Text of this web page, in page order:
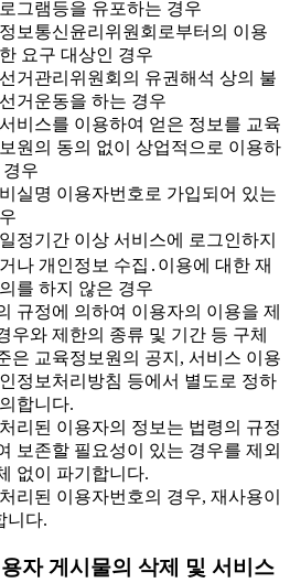
그램등을 유포하는 경우
보통신윤리위원회로부터의 이용
요구 대상인 경우
거관리위원회의 유권해석 상의 불
거운동을 하는 경우
비스를 이용하여 얻은 정보를 교육
원의 동의 없이 상업적으로 이용하
경우
실명 이용자번호로 가입되어 있는
정기간 이상 서비스에 로그인하지
나 개인정보 수집․이용에 대한 재
를 하지 않은 경우
규정에 의하여 이용자의 이용을 제
우와 제한의 종류 및 기간 등 구체
은 교육정보원의 공지, 서비스 이용
정보처리방침 등에서 별도로 정하
합니다.
리된 이용자의 정보는 법령의 규정
보존할 필요성이 있는 경우를 제외
없이 파기합니다.
리된 이용자번호의 경우, 재사용이
니다.
자 게시물의 삭제 및 서비스